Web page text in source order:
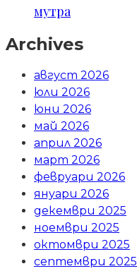
мутра
Archives
август 2026
юли 2026
юни 2026
май 2026
април 2026
март 2026
февруари 2026
януари 2026
декември 2025
ноември 2025
октомври 2025
септември 2025